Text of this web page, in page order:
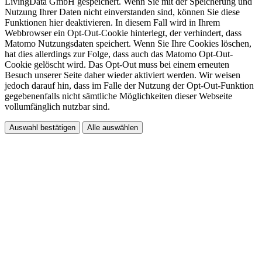
Nutzung Ihrer Daten nicht einverstanden sind, können Sie diese
Funktionen hier deaktivieren. In diesem Fall wird in Ihrem
Webbrowser ein Opt-Out-Cookie hinterlegt, der verhindert, dass
Matomo Nutzungsdaten speichert. Wenn Sie Ihre Cookies löschen,
hat dies allerdings zur Folge, dass auch das Matomo Opt-Out-
Cookie gelöscht wird. Das Opt-Out muss bei einem erneuten
Besuch unserer Seite daher wieder aktiviert werden. Wir weisen
jedoch darauf hin, dass im Falle der Nutzung der Opt-Out-Funktion
gegebenenfalls nicht sämtliche Möglichkeiten dieser Webseite
vollumfänglich nutzbar sind.
Auswahl bestätigen Alle auswählen